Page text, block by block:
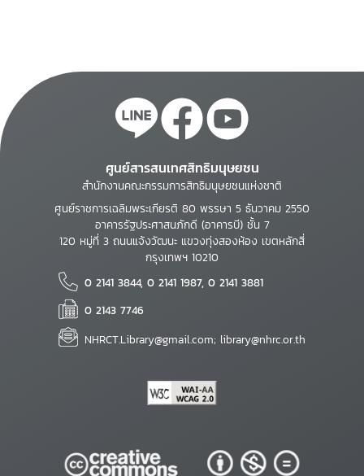
ศูนย์สารสนเทศสิทธิมนุษยชน
สำนักงานคณะกรรมการสิทธิมนุษยชนแห่งชาติ
ศูนย์ราชการเฉลิมพระเกียรติ 80 พรรษา 5 ธันวาคม 2550
อาคารรัฐประศาสนภักดี (อาคารบี) ชั้น 7
120 หมู่ที่ 3 ถนนแจ้งวัฒนะ แขวงทุ่งสองห้อง เขตหลักสี่
กรุงเทพฯ 10210
0 2141 3844, 0 2141 1987, 0 2141 3881
0 2143 7746
NHRCT.Library@gmail.com; library@nhrc.or.th